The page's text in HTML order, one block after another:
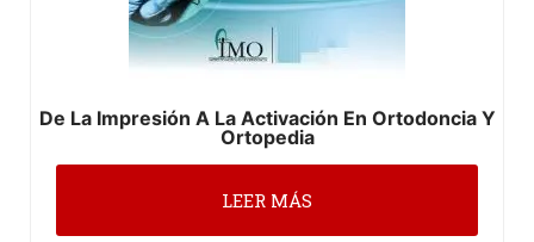
De La Impresión A La Activación En Ortodoncia Y
Ortopedia
LEER MÁS